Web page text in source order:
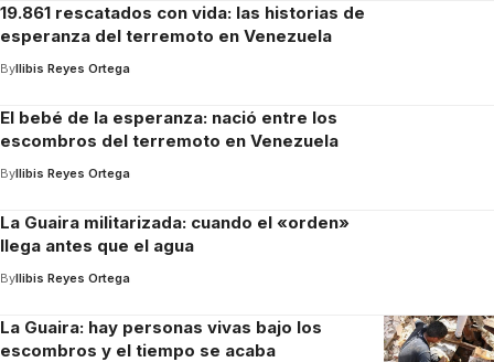
19.861 rescatados con vida: las historias de
esperanza del terremoto en Venezuela
ByIlibis Reyes Ortega
El bebé de la esperanza: nació entre los
escombros del terremoto en Venezuela
ByIlibis Reyes Ortega
La Guaira militarizada: cuando el «orden»
llega antes que el agua
ByIlibis Reyes Ortega
La Guaira: hay personas vivas bajo los
escombros y el tiempo se acaba